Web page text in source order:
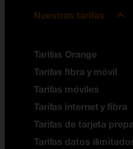
Nuestras tarifas
Tarifas Orange
Tarifas fibra y móvil
Tarifas móviles
Tarifas internet y fibra
Tarifas de tarjeta
Tarifas datos